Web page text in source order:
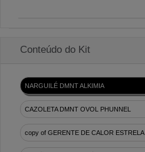
Conteúdo do Kit
NARGUILÉ DMNT ALKIMIA
CAZOLETA DMNT OVOL PHUNNEL
copy of GERENTE DE CALOR ESTRELA